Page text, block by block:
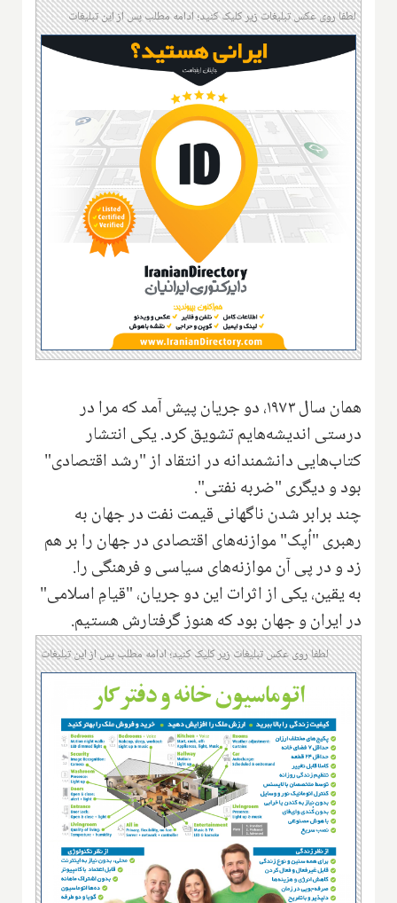
لطفا روی عکس تبلیغات زیر کلیک کنید؛ ادامه مطلب پس از این تبلیغات
همان سال ۱۹۷۳، دو جریان پیش آمد که مرا در
درستی اندیشه‌هایم تشویق کرد. یکی انتشار
کتاب‌هايی دانشمندانه در انتقاد از "رشد اقتصادی"
بود و دیگری "ضربه نفتی".
چند برابر شدن ناگهانی قیمت نفت در جهان به
رهبری "اُپک" موازنه‌های اقتصادی در جهان را بر هم
زد و در پی آن موازنه‌های سیاسی و فرهنگی را.
‌به یقین، یکی از اثرات این دو جریان، "قیامِ اسلامی"
در ایران و جهان بود که هنوز گرفتارش هستیم.
لطفا روی عکس تبلیغات زیر کلیک کنید؛ ادامه مطلب پس از این تبلیغات